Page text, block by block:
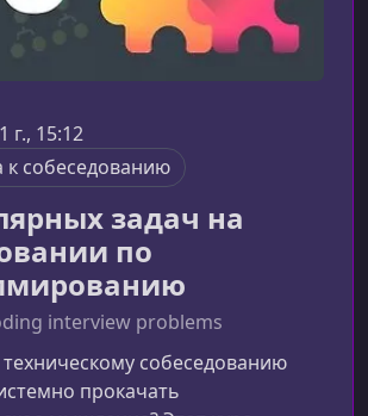
г., 15:12
к собеседованию
задач на
по
interview problems
техническому собеседованию
прокачать